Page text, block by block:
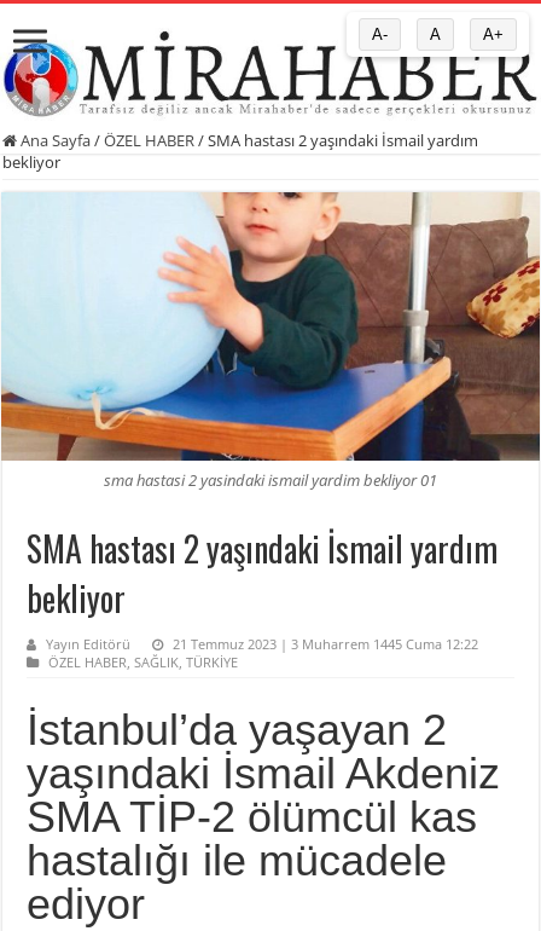
Ana Sayfa/ÖZEL HABER /SMA hastası 2 yaşındaki İsmail yardım
bekliyor
sma hastasi 2 yasindaki ismail yardim bekliyor 01
SMA hastası 2 yaşındaki İsmail yardım
bekliyor
Yayın Editörü
21 Temmuz 2023 | 3 Muharrem 1445 Cuma 12:22
ÖZEL HABER,SAĞLIK,TÜRKİYE
İstanbul’da yaşayan 2
yaşındaki İsmail Akdeniz
SMA TİP-2 ölümcül kas
hastalığı ile mücadele
ediyor
A- A A+